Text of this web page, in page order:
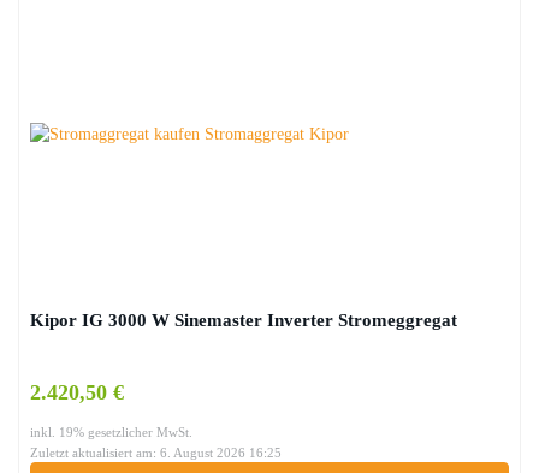
Kipor IG 3000 W Sinemaster Inverter Stromeggregat
2.420,50 €
inkl. 19% gesetzlicher MwSt.
Zuletzt aktualisiert am: 6. August 2026 16:25